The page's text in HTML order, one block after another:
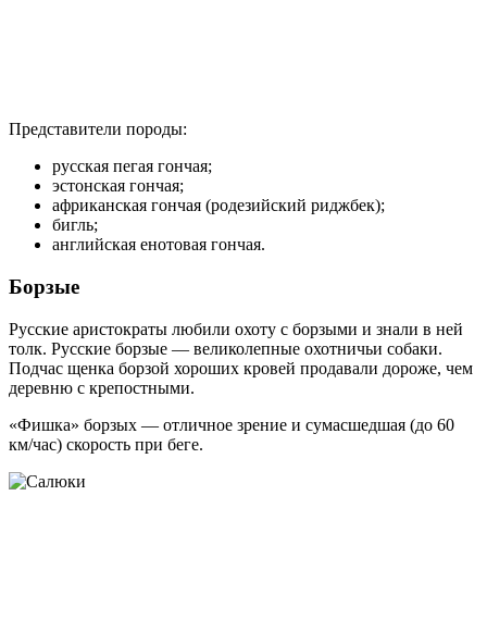
Представители породы:
русская пегая гончая;
эстонская гончая;
африканская гончая (родезийский риджбек);
бигль;
английская енотовая гончая.
Борзые
Русские аристократы любили охоту с борзыми и знали в ней
толк. Русские борзые — великолепные охотничьи собаки.
Подчас щенка борзой хороших кровей продавали дороже, чем
деревню с крепостными.
«Фишка» борзых — отличное зрение и сумасшедшая (до 60
км/час) скорость при беге.